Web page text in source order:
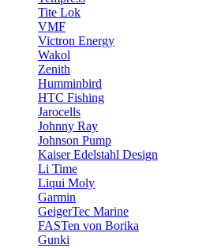
Tite Lok
VMF
Victron Energy
Wakol
Zenith
Humminbird
HTC Fishing
Jarocells
Johnny Ray
Johnson Pump
Kaiser Edelstahl Design
Li Time
Liqui Moly
Garmin
GeigerTec Marine
FASTen von Borika
Gunki